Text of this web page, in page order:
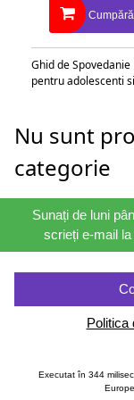
Cumpără
Ghid de Spovedanie
pentru adolescenti
Nu sunt
categorie
Sunați de luni
scrieți e-mail
Politica
Executat în 344